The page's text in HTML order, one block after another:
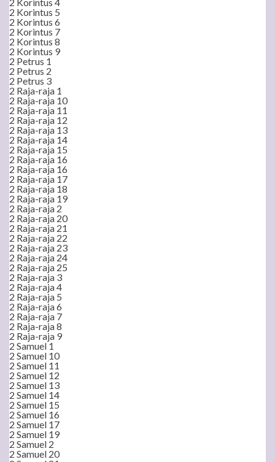
2 Korintus 5
2 Korintus 6
2 Korintus 7
2 Korintus 8
2 Korintus 9
2 Petrus 1
2 Petrus 2
2 Petrus 3
2 Raja-raja 1
2 Raja-raja 10
2 Raja-raja 11
2 Raja-raja 12
2 Raja-raja 13
2 Raja-raja 14
2 Raja-raja 15
2 Raja-raja 16
2 Raja-raja 16
2 Raja-raja 17
2 Raja-raja 18
2 Raja-raja 19
2 Raja-raja 2
2 Raja-raja 20
2 Raja-raja 21
2 Raja-raja 22
2 Raja-raja 23
2 Raja-raja 24
2 Raja-raja 25
2 Raja-raja 3
2 Raja-raja 4
2 Raja-raja 5
2 Raja-raja 6
2 Raja-raja 7
2 Raja-raja 8
2 Raja-raja 9
2 Samuel 1
2 Samuel 10
2 Samuel 11
2 Samuel 12
2 Samuel 13
2 Samuel 14
2 Samuel 15
2 Samuel 16
2 Samuel 17
2 Samuel 19
2 Samuel 2
2 Samuel 20